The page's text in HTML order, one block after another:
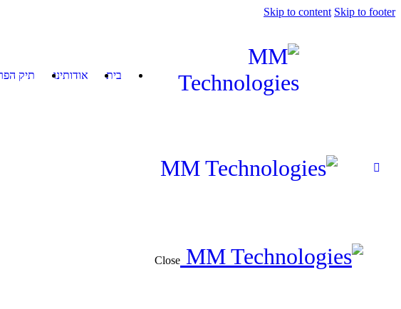
Skip to content Skip to footer
בית אודותינו תיק
Close